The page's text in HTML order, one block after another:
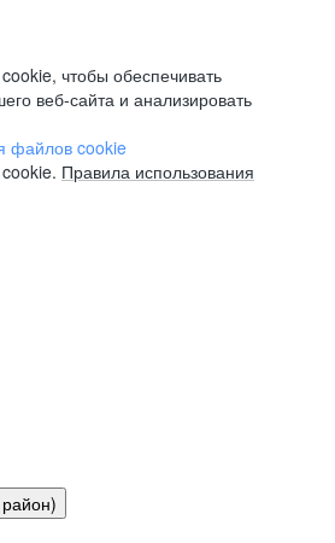
чтобы обеспечивать
веб-сайта и анализировать
файлов cookie
Правила использования